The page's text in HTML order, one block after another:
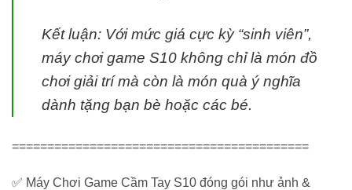
Kết luận: Với mức giá cực kỳ “sinh viên”,
máy chơi game S10 không chỉ là món đồ
chơi giải trí mà còn là món quà ý nghĩa
dành tặng bạn bè hoặc các bé.
==========================================
✅ Máy Chơi Game Cầm Tay S10 đóng gói như ảnh &